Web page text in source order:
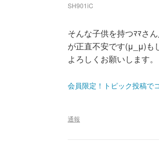
SH901iC
そんな子供を持つﾏﾏさ
が正直不安です(μ_μ)も
よろしくお願いします
会員限定！トピック投稿で
通報